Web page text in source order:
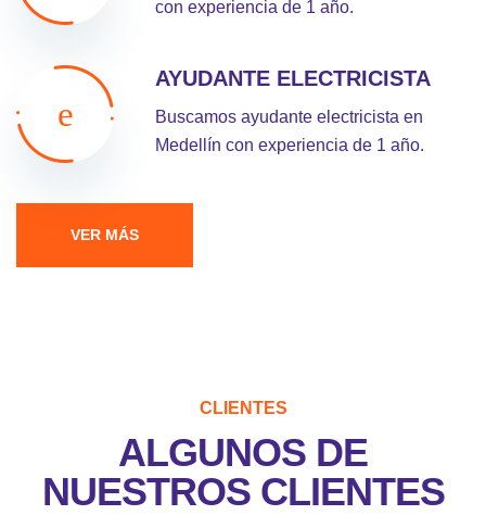
con experiencia de 1 año.
AYUDANTE ELECTRICISTA
Buscamos ayudante electricista en
Medellín con experiencia de 1 año.
VER MÁS
CLIENTES
ALGUNOS DE
NUESTROS CLIENTES